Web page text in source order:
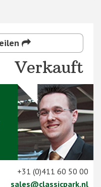
Verkauft
+31 (0)411 60 50 00
sales@classicpark.nl